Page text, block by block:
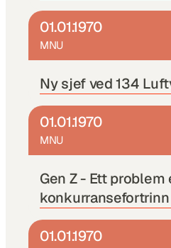
01.01.1970
MNU
Ny sjef ved 134
01.01.1970
MNU
Gen Z - Ett problem
konkurransefortrinn
01.01.1970